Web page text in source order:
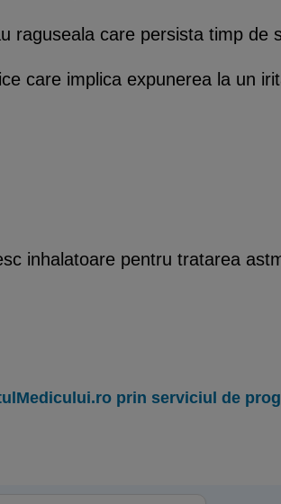
raguseala care persista timp de
care implica expunerea la un
inhalatoare pentru tratarea
prin serviciul de